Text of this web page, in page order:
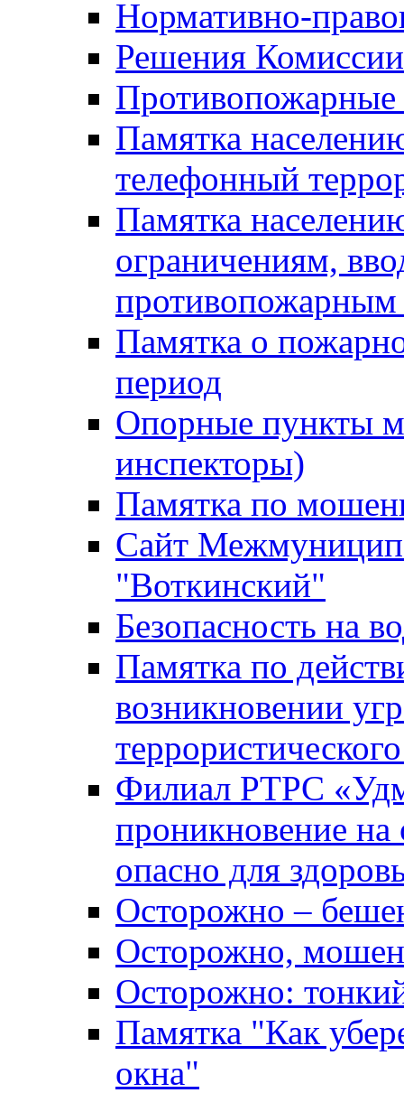
Нормативно-
Решения
Противопожарные
Памятка
телефонный
Памятка
ограничениям,
Памятка о
период
Опорные пункты
инспекторы)
Памятка по
Сайт
"Воткинский"
Безопасность на
Памятка по
возникновении
Филиал РТРС
проникновение на
опасно для
Осторожно –
Осторожно,
Осторожно:
Памятка "Как
окна"